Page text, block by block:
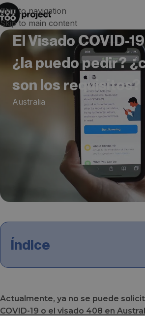
Skip to navigation
Skip to main content
El Visado COVID-
¿la puedo pedir?
son los requisitos?
Australia
Índice
Actualmente, ya no se puede
COVID-19 o el visado 408 en